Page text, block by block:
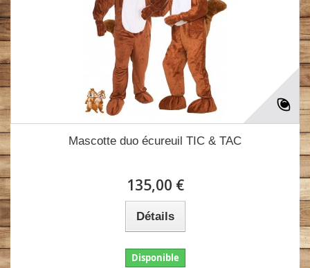
Mascotte duo écureuil TIC & TAC
135,00 €
Détails
Disponible